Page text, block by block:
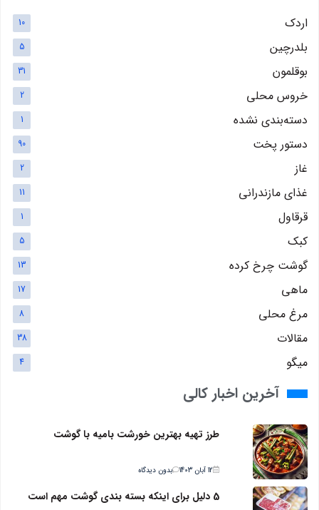
اردک 10
بلدرچین 5
بوقلمون 31
خروس محلی 2
دسته‌بندی نشده 1
دستور پخت 90
غاز 2
غذای مازندرانی 11
قرقاول 1
کبک 5
گوشت چرخ کرده 13
ماهی 17
مرغ محلی 8
مقالات 38
میگو 4
آخرین اخبار کالی
طرز تهیه بهترین خورشت بامیه با گوشت
12 آبان 1403 بدون دیدگاه
5 دلیل برای اینکه بسته بندی گوشت مهم است